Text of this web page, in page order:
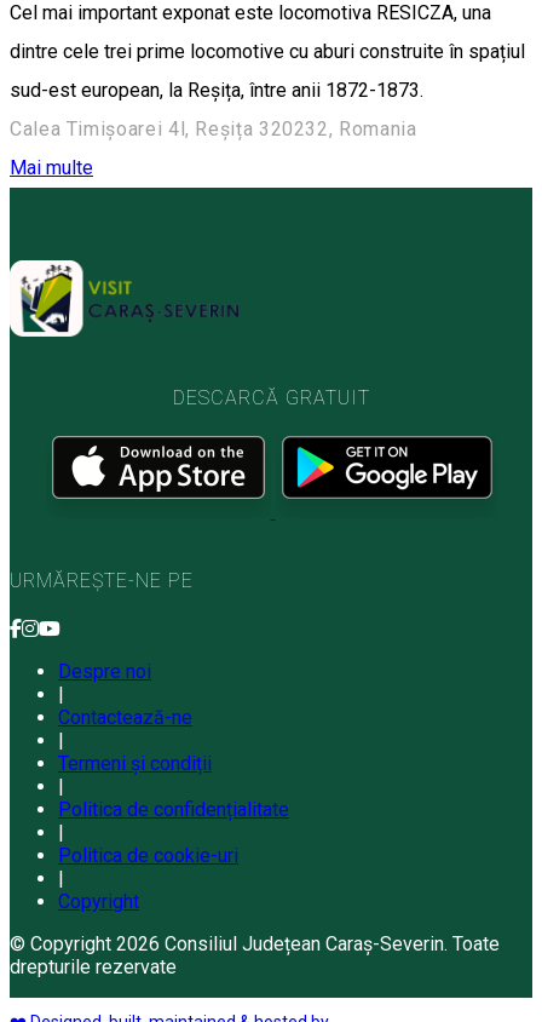
Cel mai important exponat este locomotiva RESICZA, una
dintre cele trei prime locomotive cu aburi construite în spațiul
sud-est european, la Reșița, între anii 1872-1873.
Calea Timișoarei 4l, Reșița 320232, Romania
Mai multe
DESCARCĂ GRATUIT
URMĂREȘTE-NE PE
Despre noi
|
Contactează-ne
|
Termeni și condiții
|
Politica de confidențialitate
|
Politica de cookie-uri
|
Copyright
© Copyright 2026 Consiliul Județean Caraș-Severin. Toate
drepturile rezervate